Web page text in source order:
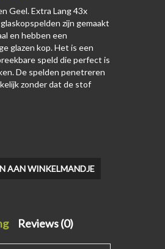
Geel. Extra Lang 43x
zijn gemaakt
en hebben een
glazen kop. Het is een
speld die perfect is
De spelden penetreren
zonder dat de stof
AAN WINKELMANDJE
Reviews (0)